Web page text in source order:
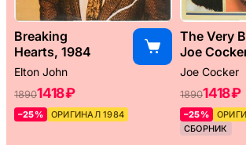
Breaking
Hearts, 1984
Elton John
18901418 ₽
–25% ОРИГИНАЛ 1984
The Very
Joe
Joe Cocker
18901418 ₽
–25%
СБОРНИК